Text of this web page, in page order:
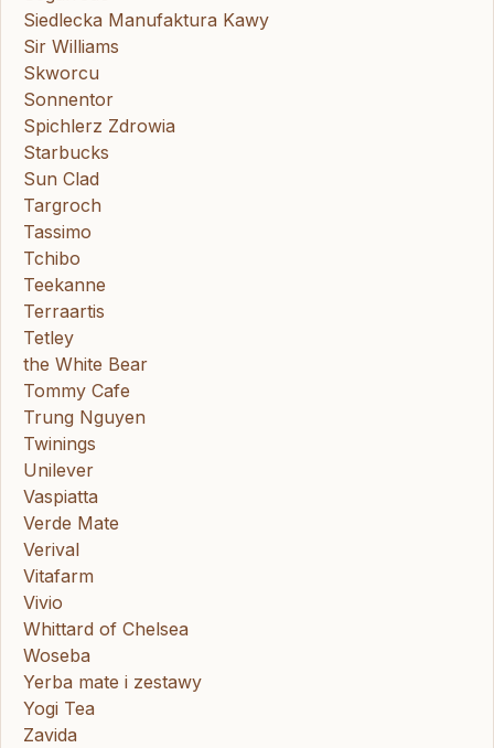
Siedlecka Manufaktura Kawy
Sir Williams
Skworcu
Sonnentor
Spichlerz Zdrowia
Starbucks
Sun Clad
Targroch
Tassimo
Tchibo
Teekanne
Terraartis
Tetley
the White Bear
Tommy Cafe
Trung Nguyen
Twinings
Unilever
Vaspiatta
Verde Mate
Verival
Vitafarm
Vivio
Whittard of Chelsea
Woseba
Yerba mate i zestawy
Yogi Tea
Zavida